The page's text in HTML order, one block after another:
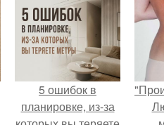
5 ошибок в
планировке, из-за